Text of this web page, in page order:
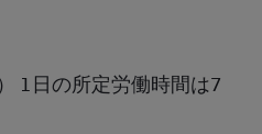
1日の所定労働時間は7